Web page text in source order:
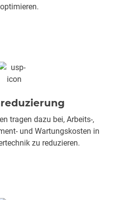
tragen dazu bei, Arbeits-,
und Wartungskosten in
zu reduzieren.